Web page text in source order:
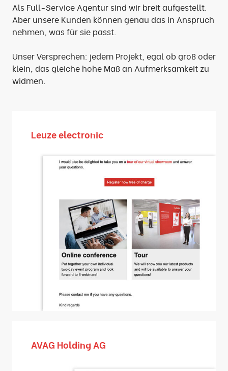
Als Full-Service Agentur sind wir breit aufgestellt.
Aber unsere Kunden können genau das in Anspruch
nehmen, was für sie passt.
Unser Versprechen: jedem Projekt, egal ob groß oder
klein, das gleiche hohe Maß an Aufmerksamkeit zu
widmen.
Leuze electronic
AVAG Holding AG